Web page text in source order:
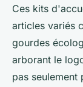
Ces kits
articles variés
gourdes
arborant le
pas seulement